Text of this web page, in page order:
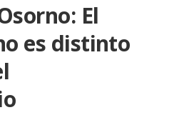
El
es distinto